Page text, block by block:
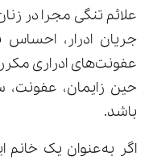
علائم تنگی مجرا در
جریان ادرار،
عفونت‌های ادراری
حین زایمان، عفونت،
باشد.
اگر به‌عنوان یک خانم